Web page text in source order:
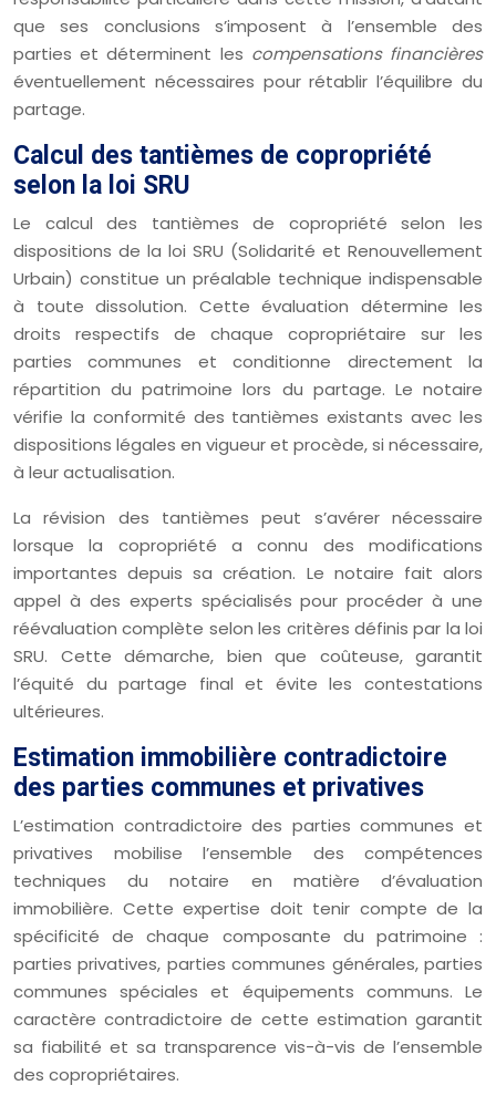
que ses conclusions s’imposent à l’ensemble des
parties et déterminent les compensations financières
éventuellement nécessaires pour rétablir l’équilibre du
partage.
Calcul des tantièmes de copropriété
selon la loi SRU
Le calcul des tantièmes de copropriété selon les
dispositions de la loi SRU (Solidarité et Renouvellement
Urbain) constitue un préalable technique indispensable
à toute dissolution. Cette évaluation détermine les
droits respectifs de chaque copropriétaire sur les
parties communes et conditionne directement la
répartition du patrimoine lors du partage. Le notaire
vérifie la conformité des tantièmes existants avec les
dispositions légales en vigueur et procède, si nécessaire,
à leur actualisation.
La révision des tantièmes peut s’avérer nécessaire
lorsque la copropriété a connu des modifications
importantes depuis sa création. Le notaire fait alors
appel à des experts spécialisés pour procéder à une
réévaluation complète selon les critères définis par la loi
SRU. Cette démarche, bien que coûteuse, garantit
l’équité du partage final et évite les contestations
ultérieures.
Estimation immobilière contradictoire
des parties communes et privatives
L’estimation contradictoire des parties communes et
privatives mobilise l’ensemble des compétences
techniques du notaire en matière d’évaluation
immobilière. Cette expertise doit tenir compte de la
spécificité de chaque composante du patrimoine :
parties privatives, parties communes générales, parties
communes spéciales et équipements communs. Le
caractère contradictoire de cette estimation garantit
sa fiabilité et sa transparence vis-à-vis de l’ensemble
des copropriétaires.